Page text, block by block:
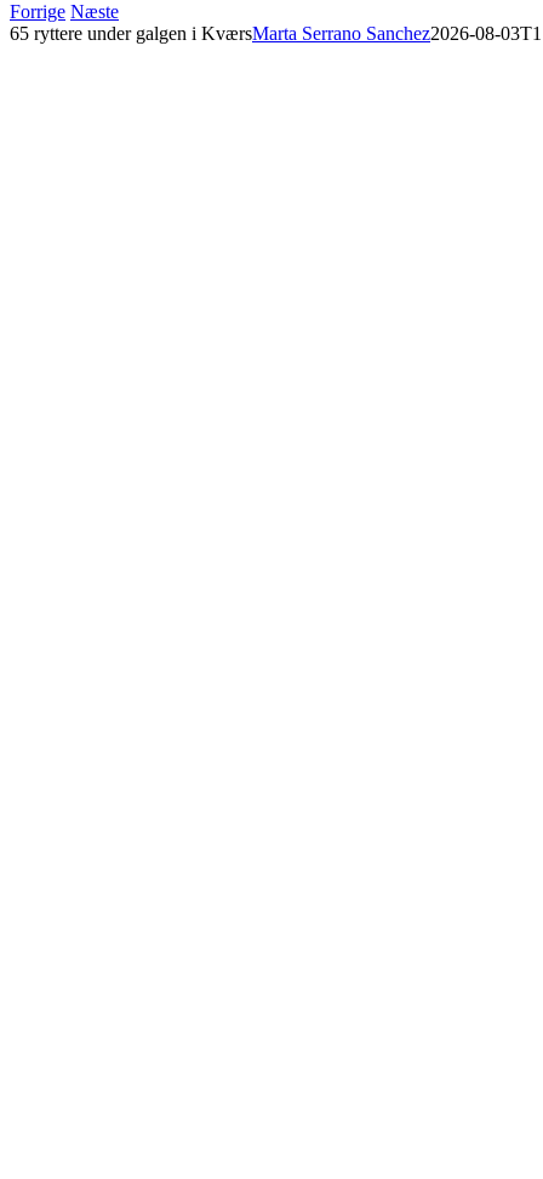
Forrige Næste
65 ryttere under galgen i KværsMarta Serrano Sanchez2026-08-